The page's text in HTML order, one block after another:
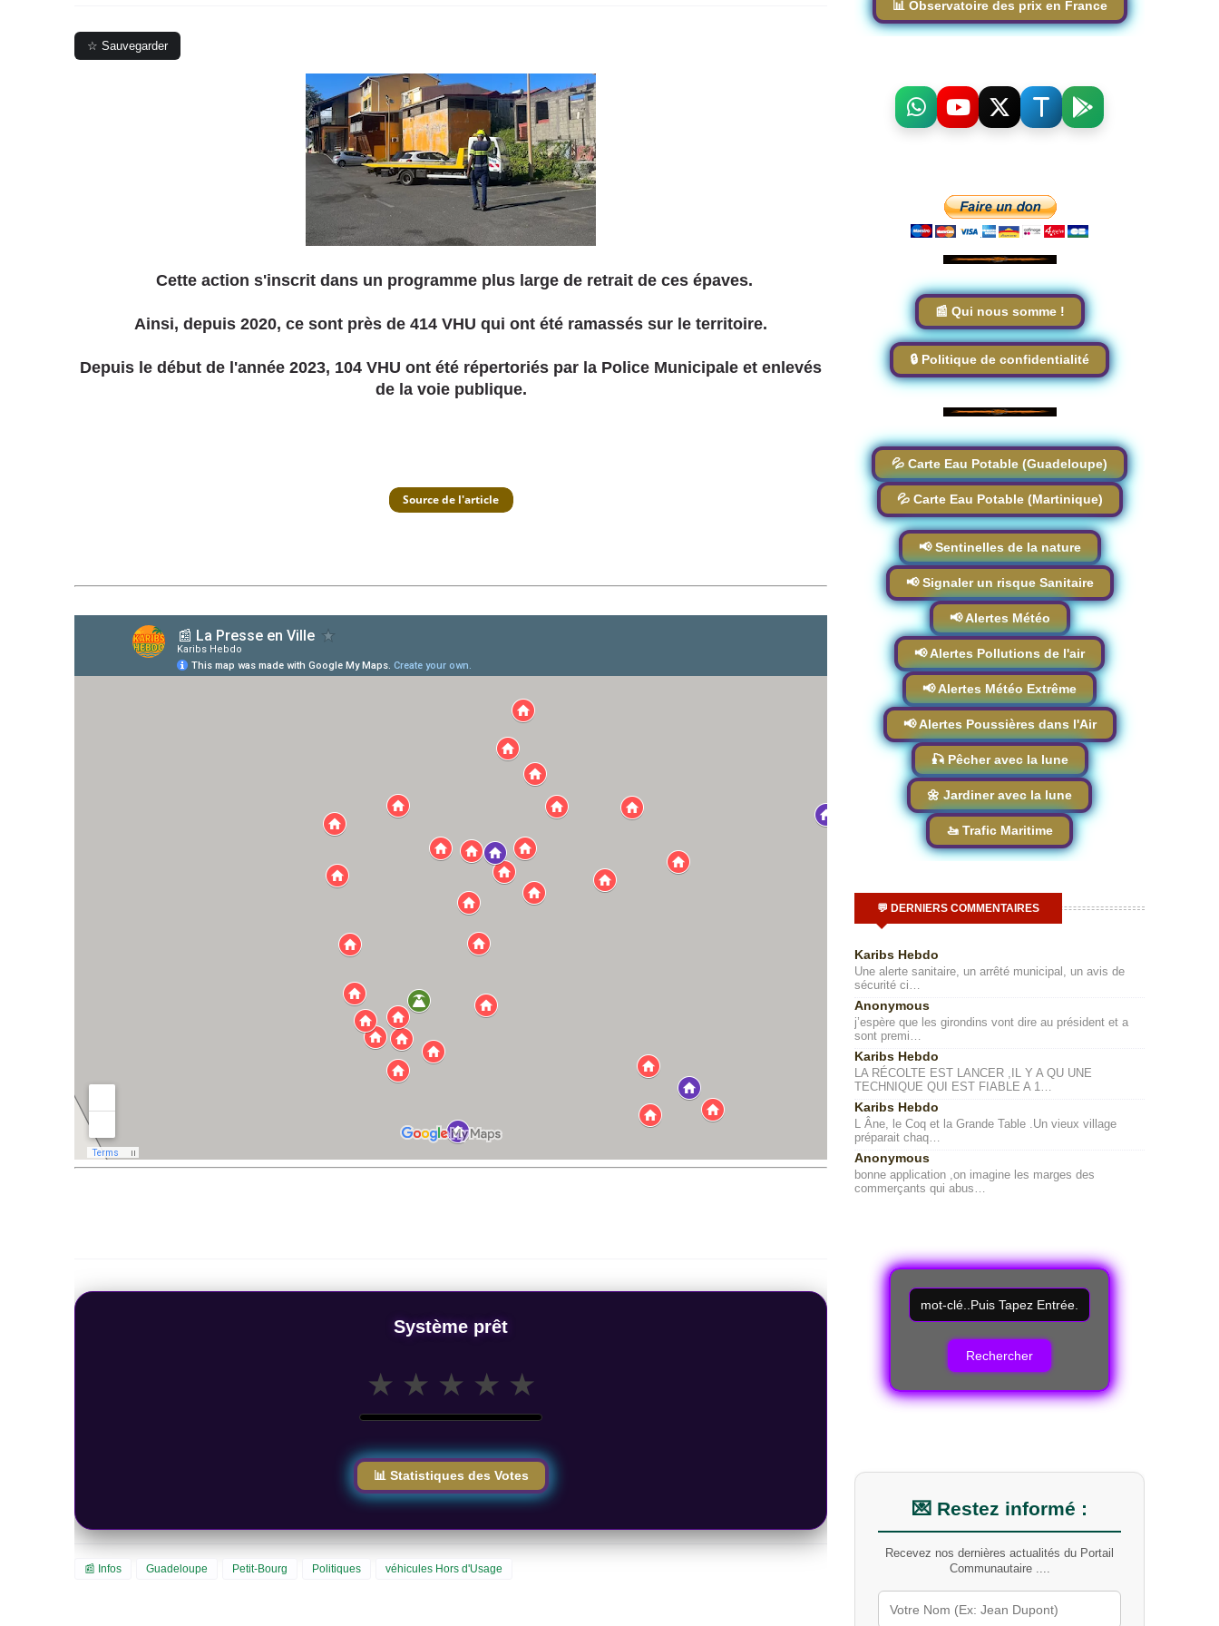
☆ Sauvegarder
Cette action s'inscrit dans un programme plus large de retrait de ces épaves.
Ainsi, depuis 2020, ce sont près de 414 VHU qui ont été ramassés sur le territoire.
Depuis le début de l'année 2023, 104 VHU ont été répertoriés par la Police Municipale et enlevés
de la voie publique.
Système prêt
★ ★ ★ ★ ★
📊 Statistiques des Votes
📰 Infos Guadeloupe Petit-Bourg Politiques véhicules Hors d'Usage
📊 Observatoire des prix en France
📰 Qui nous somme !
🔒 Politique de confidentialité
💦 Carte Eau Potable (Guadeloupe)
💦 Carte Eau Potable (Martinique)
📢 Sentinelles de la nature
📢 Signaler un risque Sanitaire
📢 Alertes Météo
📢 Alertes Pollutions de l'air
📢 Alertes Météo Extrême
📢 Alertes Poussières dans l'Air
🎣 Pêcher avec la lune
🌼 Jardiner avec la lune
🚤 Trafic Maritime
💬 DERNIERS COMMENTAIRES
Karibs Hebdo
Une alerte sanitaire, un arrêté municipal, un avis de
sécurité ci…
Anonymous
j’espère que les girondins vont dire au président et a
sont premi…
Karibs Hebdo
LA RÉCOLTE EST LANCER ,IL Y A QU UNE
TECHNIQUE QUI EST FIABLE A 1…
Karibs Hebdo
L Âne, le Coq et la Grande Table .Un vieux village
préparait chaq…
Anonymous
bonne application ,on imagine les marges des
commerçants qui abus…
R
e
c
m
o
t
-
l
é
💌 Restez informé :
Recevez nos dernières actualités du Portail
Communautaire ....